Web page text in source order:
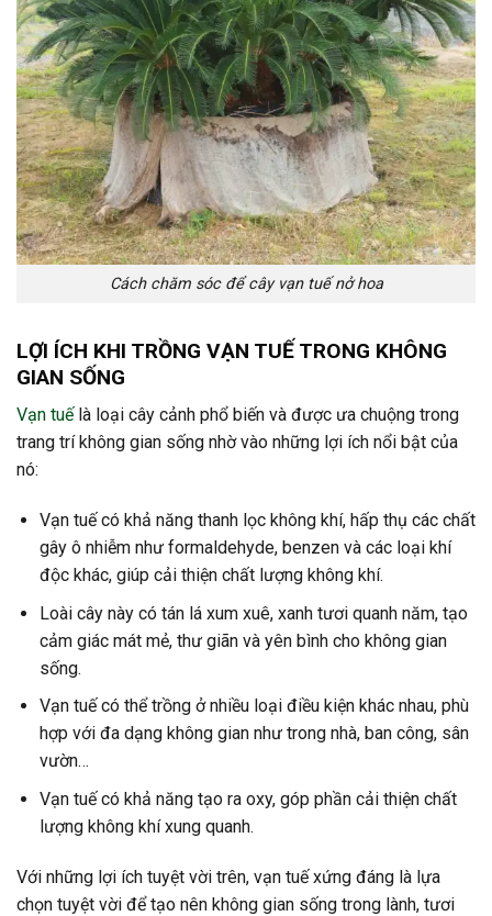
Cách chăm sóc để cây vạn tuế nở hoa
LỢI ÍCH KHI TRỒNG VẠN TUẾ TRONG KHÔNG
GIAN SỐNG
Vạn tuếlà loại cây cảnh phổ biến và được ưa chuộng trong
trang trí không gian sống nhờ vào những lợi ích nổi bật của
nó:
Vạn tuế có khả năng thanh lọc không khí, hấp thụ các chất
gây ô nhiễm như formaldehyde, benzen và các loại khí
độc khác, giúp cải thiện chất lượng không khí.
Loài cây này có tán lá xum xuê, xanh tươi quanh năm, tạo
cảm giác mát mẻ, thư giãn và yên bình cho không gian
sống.
Vạn tuế có thể trồng ở nhiều loại điều kiện khác nhau, phù
hợp với đa dạng không gian như trong nhà, ban công, sân
vườn…
Vạn tuế có khả năng tạo ra oxy, góp phần cải thiện chất
lượng không khí xung quanh.
Với những lợi ích tuyệt vời trên, vạn tuế xứng đáng là lựa
chọn tuyệt vời để tạo nên không gian sống trong lành, tươi